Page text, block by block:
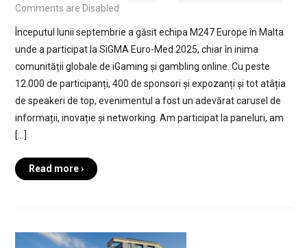
Comments are Disabled
Începutul lunii septembrie a găsit echipa M247 Europe în Malta
unde a participat la SiGMA Euro-Med 2025, chiar în inima
comunității globale de iGaming și gambling online. Cu peste
12.000 de participanți, 400 de sponsori și expozanți și tot atâția
de speakeri de top, evenimentul a fost un adevărat carusel de
informații, inovație și networking. Am participat la paneluri, am
[…]
Read more ›